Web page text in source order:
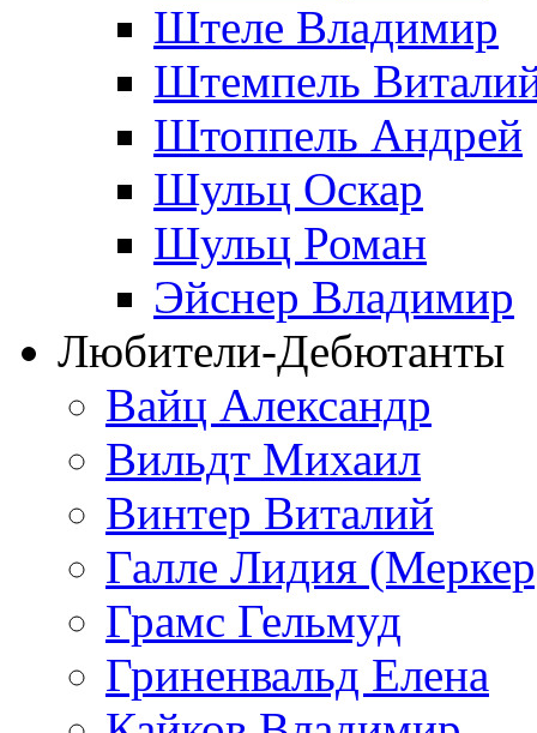
Штеле Владимир
Штемпель
Штоппель Андрей
Шульц Оскар
Шульц Роман
Эйснер Владимир
Любители-Дебютанты
Вайц Александр
Вильдт Михаил
Винтер Виталий
Галле Лидия
Грамс Гельмуд
Гриненвальд Елена